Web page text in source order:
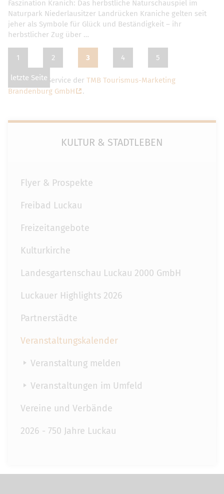
Faszination Kranich: Das herbstliche Naturschauspiel im
Naturpark Niederlausitzer Landrücken Kraniche gelten seit
jeher als Symbole für Glück und Beständigkeit – ihr
herbstlicher Zug über …
1 2 3 4 5
letzte Seite
Dies ist ein Service der TMB Tourismus-Marketing
Brandenburg GmbH
.
KULTUR & STADTLEBEN
Flyer & Prospekte
Freibad Luckau
Freizeitangebote
Kulturkirche
Landesgartenschau Luckau 2000 GmbH
Luckauer Highlights 2026
Partnerstädte
Veranstaltungskalender
Veranstaltung melden
Veranstaltungen im Umfeld
Vereine und Verbände
2026 - 750 Jahre Luckau